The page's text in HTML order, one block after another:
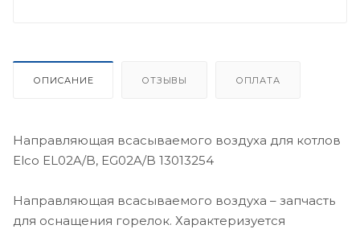
ОПИСАНИЕ ОТЗЫВЫ ОПЛАТА
Направляющая всасываемого воздуха для котлов
Elco EL02A/B, EG02A/B 13013254
Направляющая всасываемого воздуха – запчасть
для оснащения горелок. Характеризуется